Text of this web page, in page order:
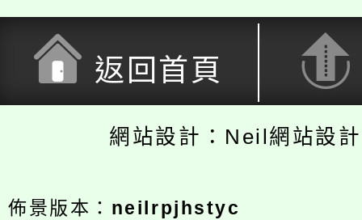
返回首頁
網站設計：Neil網站設
佈景版本： neilrpjhstyc